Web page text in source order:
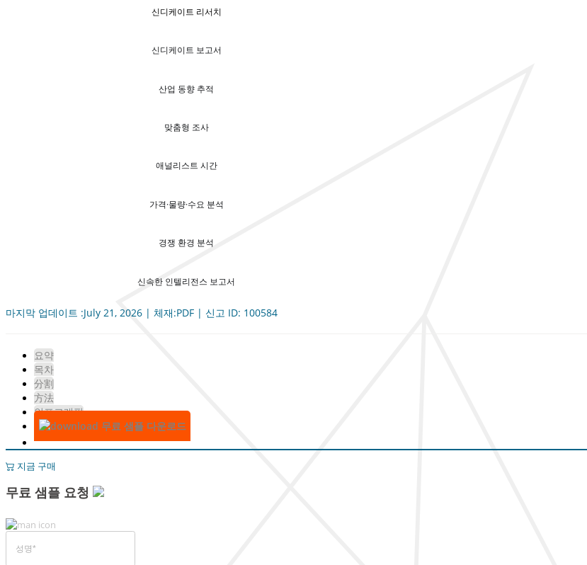
신디케이트 리서치
신디케이트 보고서
산업 동향 추적
맞춤형 조사
애널리스트 시간
가격·물량·수요 분석
경쟁 환경 분석
신속한 인텔리전스 보고서
마지막 업데이트 :July 21, 2026 | 체재:PDF | 신고 ID: 100584
요약
목차
分割
方法
인포그래픽
무료 샘플 다운로드
지금 구매
무료 샘플 요청